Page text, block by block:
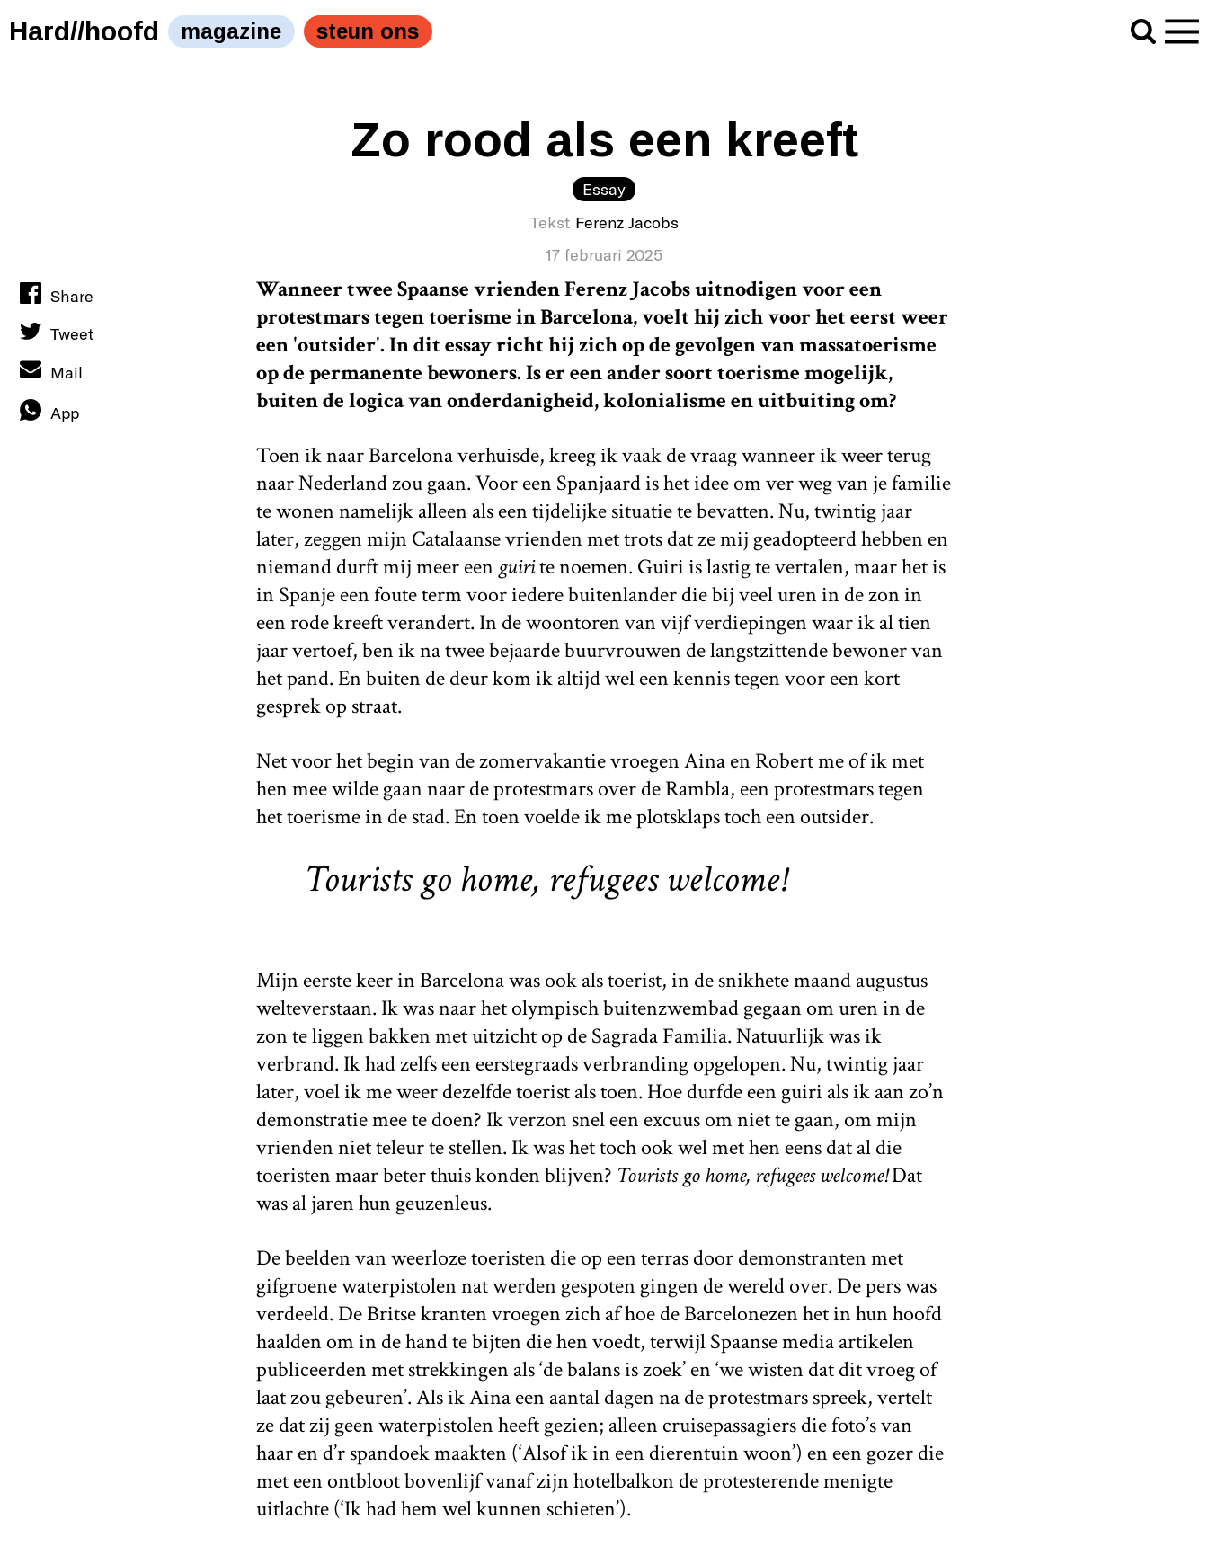
Hard//hoofd magazine steun ons
Zo rood als een kreeft
Essay
Tekst Ferenz Jacobs
17 februari 2025
Wanneer twee Spaanse vrienden Ferenz Jacobs uitnodigen voor een
protestmars tegen toerisme in Barcelona, voelt hij zich voor het eerst weer
een 'outsider'. In dit essay richt hij zich op de gevolgen van massatoerisme
op de permanente bewoners. Is er een ander soort toerisme mogelijk,
buiten de logica van onderdanigheid, kolonialisme en uitbuiting om?
Toen ik naar Barcelona verhuisde, kreeg ik vaak de vraag wanneer ik weer terug
naar Nederland zou gaan. Voor een Spanjaard is het idee om ver weg van je familie
te wonen namelijk alleen als een tijdelijke situatie te bevatten. Nu, twintig jaar
later, zeggen mijn Catalaanse vrienden met trots dat ze mij geadopteerd hebben en
niemand durft mij meer een guirite noemen. Guiri is lastig te vertalen, maar het is
in Spanje een foute term voor iedere buitenlander die bij veel uren in de zon in
een rode kreeft verandert. In de woontoren van vijf verdiepingen waar ik al tien
jaar vertoef, ben ik na twee bejaarde buurvrouwen de langstzittende bewoner van
het pand. En buiten de deur kom ik altijd wel een kennis tegen voor een kort
gesprek op straat.
Net voor het begin van de zomervakantie vroegen Aina en Robert me of ik met
hen mee wilde gaan naar de protestmars over de Rambla, een protestmars tegen
het toerisme in de stad. En toen voelde ik me plotsklaps toch een outsider.
Tourists go home, refugees welcome!
Mijn eerste keer in Barcelona was ook als toerist, in de snikhete maand augustus
welteverstaan. Ik was naar het olympisch buitenzwembad gegaan om uren in de
zon te liggen bakken met uitzicht op de Sagrada Familia. Natuurlijk was ik
verbrand. Ik had zelfs een eerstegraads verbranding opgelopen. Nu, twintig jaar
later, voel ik me weer dezelfde toerist als toen. Hoe durfde een guiri als ik aan zo’n
demonstratie mee te doen? Ik verzon snel een excuus om niet te gaan, om mijn
vrienden niet teleur te stellen. Ik was het toch ook wel met hen eens dat al die
toeristen maar beter thuis konden blijven? Tourists go home, refugees welcome!Dat
was al jaren hun geuzenleus.
De beelden van weerloze toeristen die op een terras door demonstranten met
gifgroene waterpistolen nat werden gespoten gingen de wereld over. De pers was
verdeeld. De Britse kranten vroegen zich af hoe de Barcelonezen het in hun hoofd
haalden om in de hand te bijten die hen voedt, terwijl Spaanse media artikelen
publiceerden met strekkingen als ‘de balans is zoek’ en ‘we wisten dat dit vroeg of
laat zou gebeuren’. Als ik Aina een aantal dagen na de protestmars spreek, vertelt
ze dat zij geen waterpistolen heeft gezien; alleen cruisepassagiers die foto’s van
haar en d’r spandoek maakten (‘Alsof ik in een dierentuin woon’) en een gozer die
met een ontbloot bovenlijf vanaf zijn hotelbalkon de protesterende menigte
uitlachte (‘Ik had hem wel kunnen schieten’).
Share
Tweet
Mail
App